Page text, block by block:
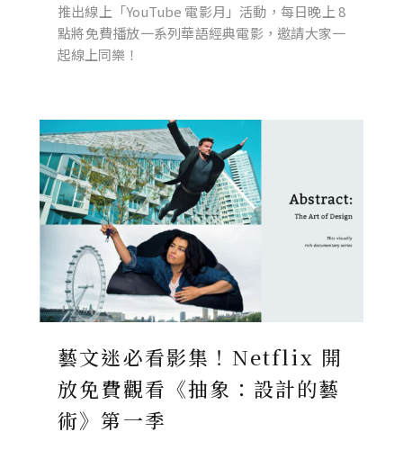
推出線上「YouTube 電影月」活動，每日晚上 8
點將免費播放一系列華語經典電影，邀請大家一
起線上同樂！
藝文迷必看影集！Netflix 開
放免費觀看《抽象：設計的藝
術》第一季